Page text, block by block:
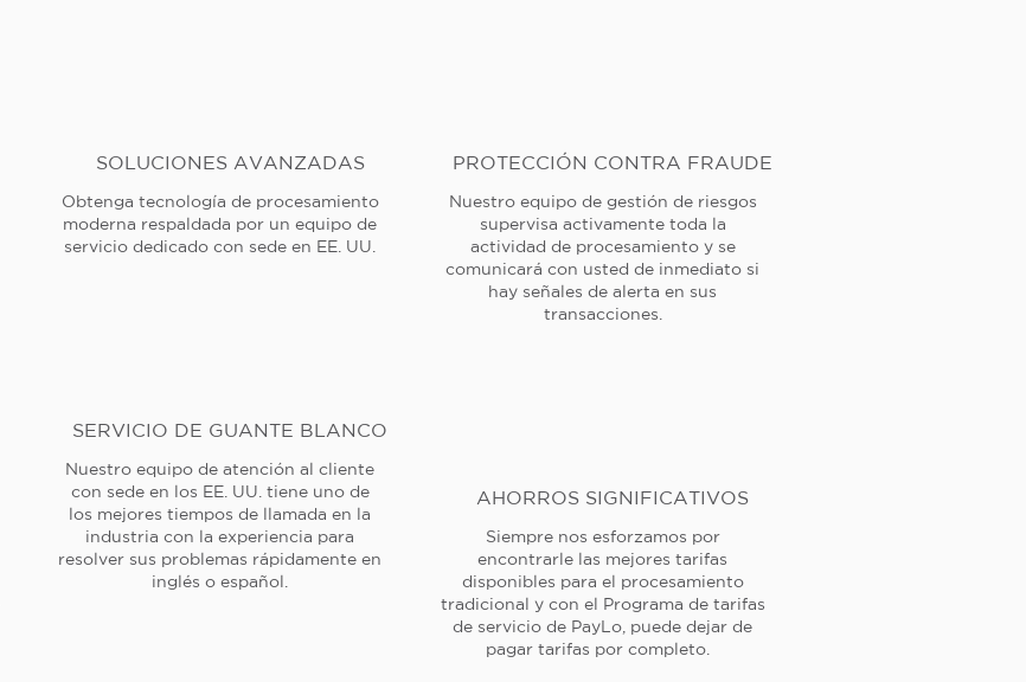
SOLUCIONES AVANZADAS
Obtenga tecnología de procesamiento
moderna respaldada por un equipo de
servicio dedicado con sede en EE. UU.
SERVICIO DE GUANTE BLANCO
Nuestro equipo de atención al cliente
con sede en los EE. UU. tiene uno de
los mejores tiempos de llamada en la
industria con la experiencia para
resolver sus problemas rápidamente en
inglés o español.
PROTECCIÓN CONTRA FRAUDE
Nuestro equipo de gestión de riesgos
supervisa activamente toda la
actividad de procesamiento y se
comunicará con usted de inmediato si
hay señales de alerta en sus
transacciones.
AHORROS SIGNIFICATIVOS
Siempre nos esforzamos por
encontrarle las mejores tarifas
disponibles para el procesamiento
tradicional y con el Programa de tarifas
de servicio de PayLo, puede dejar de
pagar tarifas por completo.